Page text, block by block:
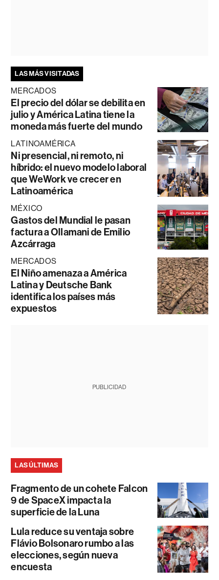
LAS MÁS VISITADAS
MERCADOS
El precio del dólar se debilita en
julio y América Latina tiene la
moneda más fuerte del mundo
LATINOAMÉRICA
Ni presencial, ni remoto, ni
híbrido: el nuevo modelo laboral
que WeWork ve crecer en
Latinoamérica
MÉXICO
Gastos del Mundial le pasan
factura a Ollamani de Emilio
Azcárraga
MERCADOS
El Niño amenaza a América
Latina y Deutsche Bank
identifica los países más
expuestos
PUBLICIDAD
LAS ÚLTIMAS
Fragmento de un cohete Falcon
9 de SpaceX impacta la
superficie de la Luna
Lula reduce su ventaja sobre
Flávio Bolsonaro rumbo a las
elecciones, según nueva
encuesta